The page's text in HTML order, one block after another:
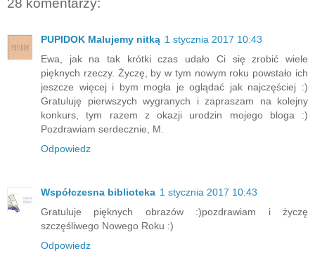
28 komentarzy:
PUPIDOK Malujemy nitką 1 stycznia 2017 10:43
Ewa, jak na tak krótki czas udało Ci się zrobić wiele
pięknych rzeczy. Życzę, by w tym nowym roku powstało ich
jeszcze więcej i bym mogła je oglądać jak najczęściej :)
Gratuluję pierwszych wygranych i zapraszam na kolejny
konkurs, tym razem z okazji urodzin mojego bloga :)
Pozdrawiam serdecznie, M.
Odpowiedz
Współczesna biblioteka 1 stycznia 2017 10:43
Gratuluje pięknych obrazów :)pozdrawiam i życzę
szczęśliwego Nowego Roku :)
Odpowiedz